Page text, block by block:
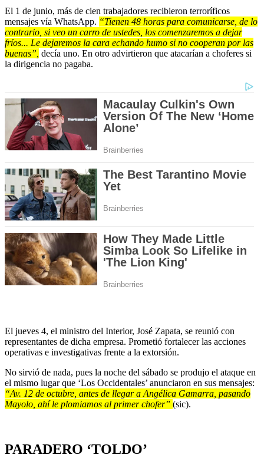
El 1 de junio, más de cien trabajadores recibieron terroríficos
mensajes vía WhatsApp. “Tienen 48 horas para comunicarse, de lo
contrario, si veo un carro de ustedes, los comenzaremos a dejar
fríos... Le dejaremos la cara echando humo si no cooperan por las
buenas”, decía uno. En otro advirtieron que atacarían a choferes si
la dirigencia no pagaba.
El jueves 4, el ministro del Interior, José Zapata, se reunió con
representantes de dicha empresa. Prometió fortalecer las acciones
operativas e investigativas frente a la extorsión.
No sirvió de nada, pues la noche del sábado se produjo el ataque en
el mismo lugar que ‘Los Occidentales’ anunciaron en sus mensajes:
“Av. 12 de octubre, antes de llegar a Angélica Gamarra, pasando
Mayolo, ahí le plomiamos al primer chofer” (sic).
PARADERO ‘TOLDO’